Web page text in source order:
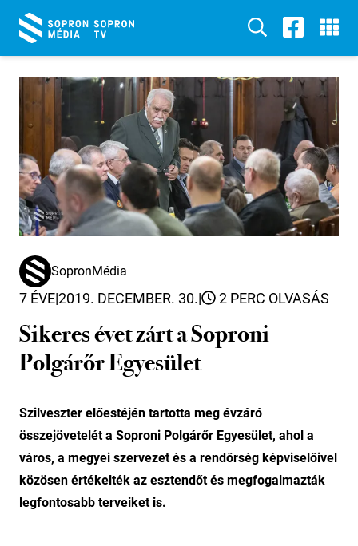
SopronMédia
7 ÉVE|2019. DECEMBER. 30.| 2 PERC OLVASÁS
Sikeres évet zárt a Soproni
Polgárőr Egyesület
Szilveszter előestéjén tartotta meg évzáró
összejövetelét a Soproni Polgárőr Egyesület, ahol a
város, a megyei szervezet és a rendőrség képviselőivel
közösen értékelték az esztendőt és megfogalmazták
legfontosabb terveiket is.